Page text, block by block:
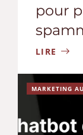
pour
LIRE
MARKETING